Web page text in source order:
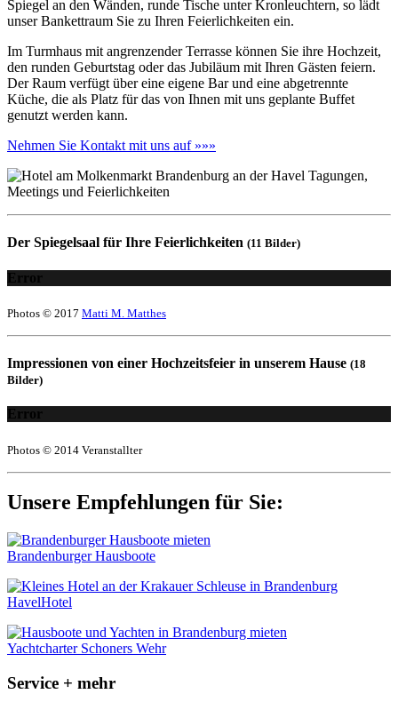
Spiegel an den Wänden, runde Tische unter Kronleuchtern, so lädt
unser Bankettraum Sie zu Ihren Feierlichkeiten ein.
Im Turmhaus mit angrenzender Terrasse können Sie ihre Hochzeit,
den runden Geburtstag oder das Jubiläum mit Ihren Gästen feiern.
Der Raum verfügt über eine eigene Bar und eine abgetrennte
Küche, die als Platz für das von Ihnen mit uns geplante Buffet
genutzt werden kann.
Nehmen Sie Kontakt mit uns auf »»»
Der Spiegelsaal für Ihre Feierlichkeiten (11 Bilder)
Error
Photos © 2017 Matti M. Matthes
Impressionen von einer Hochzeitsfeier in unserem Hause (18
Bilder)
Error
Photos © 2014 Veranstallter
Unsere Empfehlungen für Sie:
Brandenburger Hausboote
HavelHotel
Yachtcharter Schoners Wehr
Service + mehr